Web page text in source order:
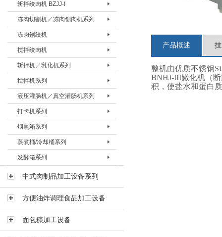
盐水注射机BZSJ-20
盐水注射机BZSJ-52
盐水注射机 BZSJ-30H
真空搅拌按摩机 BAMJ-280L
真空滚揉机BVRJ-40
真空滚揉机BVRJ-150
真空滚揉机BVRJ-280
真空滚揉机BVRJ-350
真空滚揉机BVRJ-500
真空滚揉机BVRJ-750
真空滚揉机BVRJ-1000
真空滚揉机BVRJ-1500
真空滚揉机BVRJ-3000
嫩化机BNHJ-II
嫩化机BNHJ-III
绞肉机BJRJ-82
绞肉机BJRJ-98A
绞肉机BJRJ-98B
绞肉机BJRJ-130
绞肉机BJRJ-160A
绞肉机BJRJ-160B
绞肉机BJRJ-200A
冻肉绞肉机BJRJ-200D
斩拌绞肉机 BZJJ-I
斩拌绞肉机BJZJ-40
冻肉切割机／冻肉刨肉机系列
冻肉切割机BDQJ-I
冻肉刨肉机BBRJ-II
冻肉刨绞机
冻肉刨绞机 BBJJ-130
冻肉刨绞机BBJJ-200
搅拌绞肉机
搅拌绞肉机BBJJ-80
搅拌绞肉机BBJJ-180
斩拌机／乳化机系列
斩拌机BZBJ-20
斩拌机BZBJ-40
斩拌机BZBJ-40B
斩拌机BZBJ-80
斩拌机BZBJ-80B
斩拌机BZBJ-130
斩拌机BZBJ-130B
真空斩拌机BZBJ-130V
斩拌机BZBJ-200B
斩拌机BZBJ-330B
搅拌机系列
搅拌机BJBJ-60F
搅拌机BJBJ-150F
搅拌机BJBJ-300D
搅拌机BJBJ-300FS
搅拌机BJBJ-300
搅拌机BJBJ-500
搅拌机BJBJ-750
搅拌机BJBJ-1000
搅拌机BJBJ-1500
液压灌肠机／真空灌肠机系列
液压灌肠机BYGJ-20
真空灌肠机BVGJ-2000
真空灌肠机BVGJ-4000
真空灌肠机BVGJ-6000
打卡机系列
打卡机BDKJ-I
打卡机BDKJ-II-S
打卡机BDKJ-II-C
烟熏箱系列
烟熏箱BYXX-50
烟熏箱BYXX-I
烟熏箱BYXX-II
烟熏箱BYXX-III
蒸煮桶/冷却桶系列
蒸煮桶BZZT-I
蒸煮桶BZZT-II
蒸煮桶BZZT-III
蒸煮桶BZZT-IV-150
蒸煮桶BZZT-IV-300
发酵箱系列
发酵箱
中式肉制品加工设备系列
方便油炸调理食品加工设备
面包糠加工设备
产品概述
整机由优质不锈钢
BNHJ-III嫩化机（
积，使盐水和蛋白